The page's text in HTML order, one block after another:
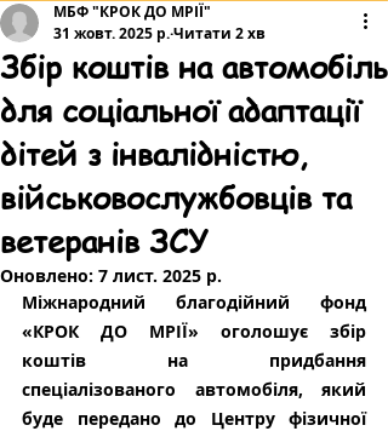
Збір коштів на автомобіль
для соціальної адаптації
дітей з інвалідністю,
військовослужбовців та
ветеранів ЗСУ
МБФ "КРОК ДО МРІЇ"
31 жовт. 2025 р.Читати 2 хв
Оновлено: 7 лист. 2025 р.
Міжнародний благодійний фонд
«КРОК ДО МРІЇ» оголошує збір
коштів на придбання
спеціалізованого автомобіля, який
буде передано до Центру фізичної